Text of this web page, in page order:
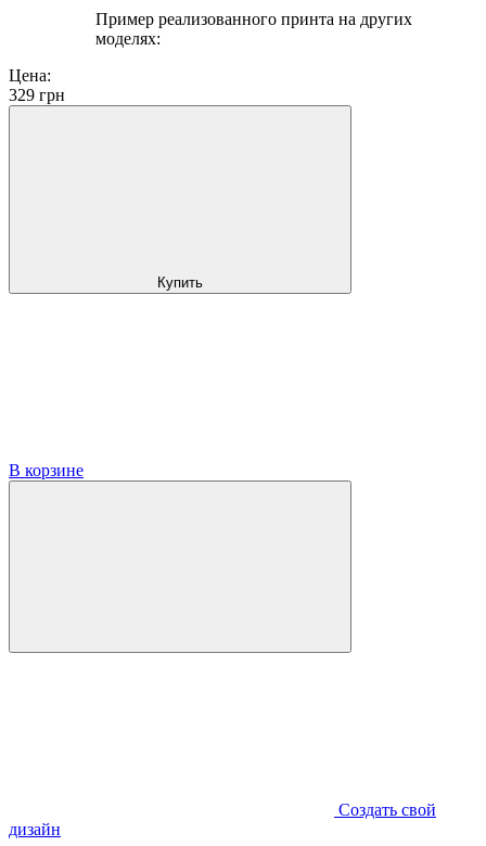
Пример реализованного принта на других
моделях:
Цена:
329 грн
Купить
В корзине
Создать свой
дизайн